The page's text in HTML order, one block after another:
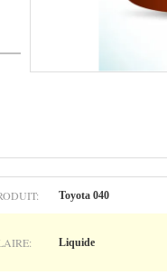
Toyota 040
Liquide